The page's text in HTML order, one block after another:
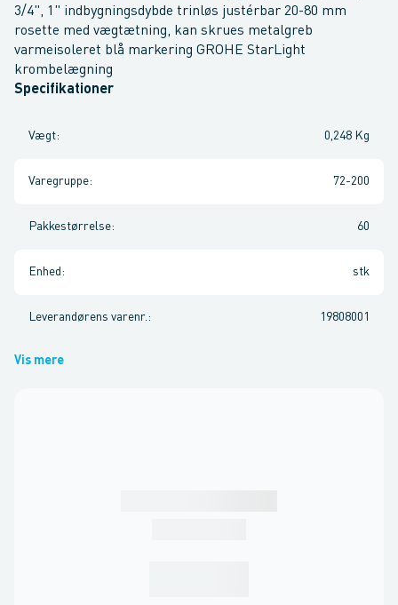
3/4", 1" indbygningsdybde trinløs justérbar 20-80 mm
rosette med vægtætning, kan skrues metalgreb
varmeisoleret blå markering GROHE StarLight
krombelægning
Specifikationer
Vægt: 0,248 Kg
Varegruppe: 72-200
Pakkestørrelse: 60
Enhed : stk
Leverandørens varenr. : 19808001
Vis mere